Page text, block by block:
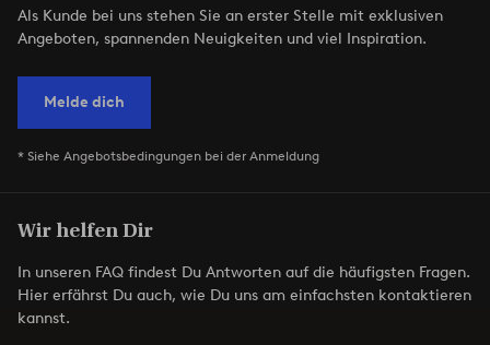
Als Kunde bei uns stehen Sie an erster Stelle mit exklusiven
Angeboten, spannenden Neuigkeiten und viel Inspiration.
Melde dich
* Siehe Angebotsbedingungen bei der Anmeldung
Wir helfen Dir
In unseren FAQ findest Du Antworten auf die häufigsten Fragen.
Hier erfährst Du auch, wie Du uns am einfachsten kontaktieren
kannst.